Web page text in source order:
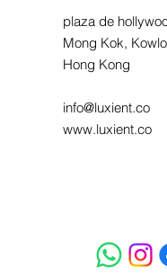
plaza de
Mong Kok,
Hong Kong
info@luxient.co
www.luxient.co